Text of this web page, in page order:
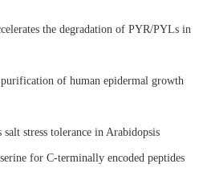
the degradation of PYR/PYLs in
of human epidermal growth
stress tolerance in Arabidopsis
for C-terminally encoded peptides